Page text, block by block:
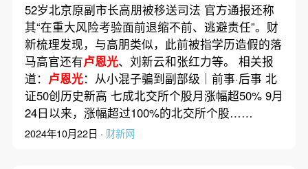
52岁北京原副市长高朋被移送司法 官方通报还称
其“在重大风险考验面前退缩不前、逃避责任”。财
新梳理发现，与高朋类似，此前被指学历造假的落
马高官还有卢恩光、刘新云和张红力等。 相关报
道： 卢恩光：从小混子骗到副部级｜前事·后事 北
证50创历史新高 七成北交所个股月涨幅超50% 9月
24日以来，涨幅超过100%的北交所个股……
2024年10月22日 · 财新网